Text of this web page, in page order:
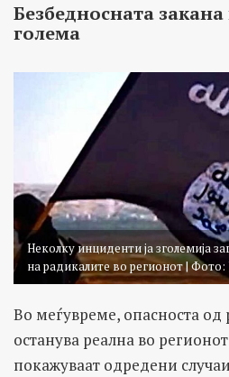
Безбедносната
голема
Неколку инциденти ја зголемија
на радикалите во регионот | Фото:
Во меѓувреме, опасноста од
останува реална во
покажуваат одредени